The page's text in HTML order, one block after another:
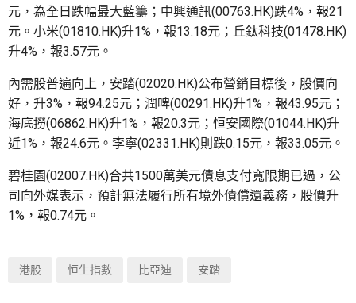
元，為全日跌幅最大藍籌；中興通訊(00763.HK)跌4%，報21
元。小米(01810.HK)升1%，報13.18元；丘鈦科技(01478.HK)
升4%，報3.57元。
內需股普遍向上，安踏(02020.HK)公布營銷目標後，股價向
好，升3%，報94.25元；潤啤(00291.HK)升1%，報43.95元；
海底撈(06862.HK)升1%，報20.3元；恒安國際(01044.HK)升
近1%，報24.6元。李寧(02331.HK)則跌0.15元，報33.05元。
碧桂園(02007.HK)合共1500萬美元債息支付寬限期已過，公
司向外媒表示，預計無法履行所有境外債償還義務，股價升
1%，報0.74元。
港股 恒生指數 比亞迪 安踏